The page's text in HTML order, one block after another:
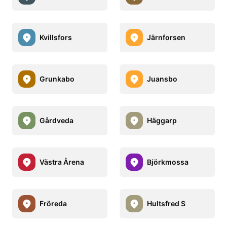
Kvillsfors Järnforsen
Grunkabo Juansbo
Gårdveda Häggarp
Västra Årena Björkmossa
Fröreda Hultsfred S